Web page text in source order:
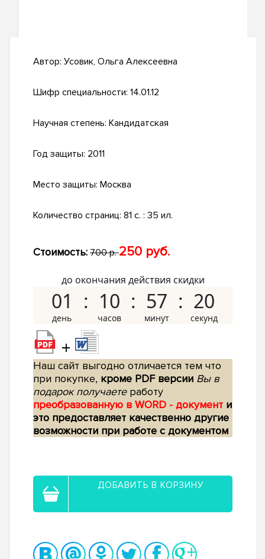
Автор: Усовик, Ольга Алексеевна
Шифр специальности: 14.01.12
Научная степень: Кандидатская
Год защиты: 2011
Место защиты: Москва
Количество страниц: 81 с. : 35 ил.
Стоимость: 700 р.250 руб.
до окончания действия скидки
01 10 57 19
+
Наш сайт выгодно отличается тем что
при покупке, кроме PDF версии Вы в
подарок получаетеработу
преобразованную в WORD - документ и
это предоставляет качественно другие
возможности при работе с документом
ДОБАВИТЬ В КОРЗИНУ